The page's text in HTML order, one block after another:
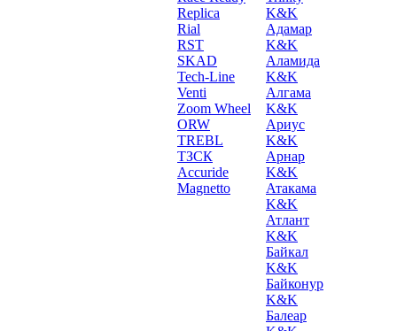
Replica
Rial
RST
SKAD
Tech-Line
Venti
Zoom Wheel
ORW
TREBL
ТЗСК
Accuride
Magnetto
K&K
Адамар
K&K
Аламида
K&K
Алгама
K&K
Ариус
K&K
Арнар
K&K
Атакама
K&K
Атлант
K&K
Байкал
K&K
Байконур
K&K
Балеар